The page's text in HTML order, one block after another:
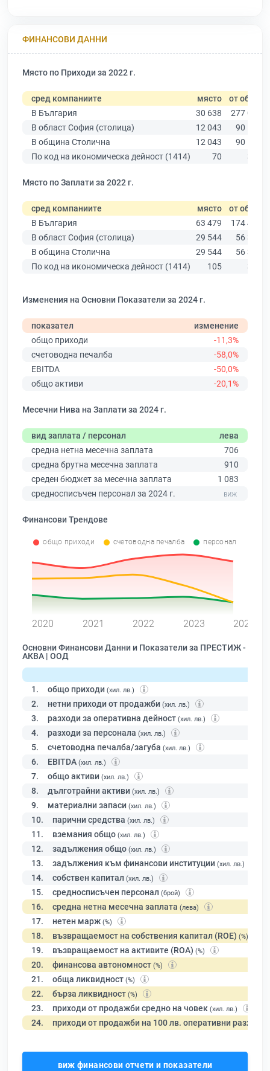
ФИНАНСОВИ ДАННИ
Място по Приходи за 2022 г.
сред компаниите място от общо
В България
30 638
277 019
В област София (столица)
12 043
90 178
В община Столична
12 043
90 178
По код на икономическа дейност (1414)
70 355
Място по Заплати за 2022 г.
сред компаниите място от общо
В България
63 479
174 403
В област София (столица)
29 544
56 378
В община Столична
29 544
56 378
По код на икономическа дейност (1414)
105 329
Изменения на Основни Показатели за 2024 г.
показател
изменение
общо приходи
-11,3%
счетоводна печалба
-58,0%
EBITDA
-50,0%
общо активи
-20,1%
Месечни Нива на Заплати за 2024 г.
вид заплата / персонал
лева
средна нетна месечна заплата
706
средна брутна месечна заплата
910
среден бюджет за месечна заплата
1 083
средносписъчен персонал за 2024 г.
Финансови Трендове
общо приходи счетоводна печалба персонал
2020 2021 2022 2023 2024
Основни Финансови Данни и Показатели за ПРЕСТИЖ -
АКВА | ООД
1. общо приходи (хил. лв.)
2. нетни приходи от продажби (хил. лв.)
3. разходи за оперативна дейност (хил. лв.)
4. разходи за персонала (хил. лв.)
5. счетоводна печалба/загуба (хил. лв.)
6. EBITDA (хил. лв.)
7. общо активи (хил. лв.)
8. дълготрайни активи (хил. лв.)
9. материални запаси (хил. лв.)
10. парични средства (хил. лв.)
11. вземания общо (хил. лв.)
12. задължения общо (хил. лв.)
13. задължения към финансови институции (хил. лв.)
14. собствен капитал (хил. лв.)
15. средносписъчен персонал (брой)
16. средна нетна месечна заплата (лева)
17. нетен марж (%)
18. възвращаемост на собствения капитал (ROE) (%)
19. възвращаемост на активите (ROA) (%)
20. финансова автономност (%)
21. обща ликвидност (%)
22. бърза ликвидност (%)
23. приходи от продажби средно на човек (хил. лв.)
24. приходи от продажби на 100 лв. оперативни разходи
виж финансови отчети и показатели